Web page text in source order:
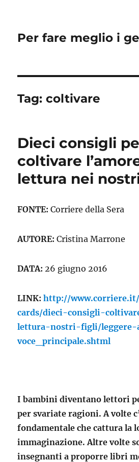
Per fare meglio i
Tag:coltivare
Dieci consigli
coltivare
lettura nei
FONTE: Corriere della Sera
AUTORE: Cristina Marrone
DATA: 26 giugno 2016
LINK:http://
cards/dieci-consigli-
lettura-nostri-figli/leggere-
voce_principale.shtml
I bambini diventano lettori
per svariate ragioni. A volte
fondamentale che cattura la
immaginazione. Altre volte
insegnanti a proporre libri